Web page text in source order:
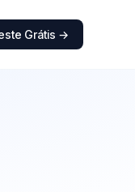
Grátis →